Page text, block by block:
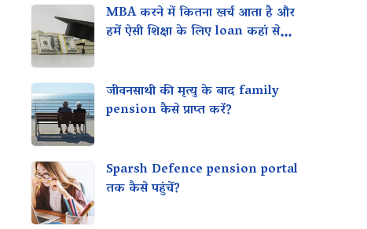
MBA करने में कितना खर्च आता है और
हमें ऐसी शिक्षा के लिए loan कहां से
जीवनसाथी की मृत्यु के बाद family
pension कैसे प्राप्त करें?
Sparsh Defence pension portal
तक कैसे पहुंचें?